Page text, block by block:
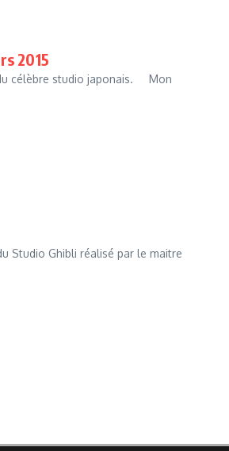
2015
du célèbre studio japonais. Mon
Studio Ghibli réalisé par le maitre